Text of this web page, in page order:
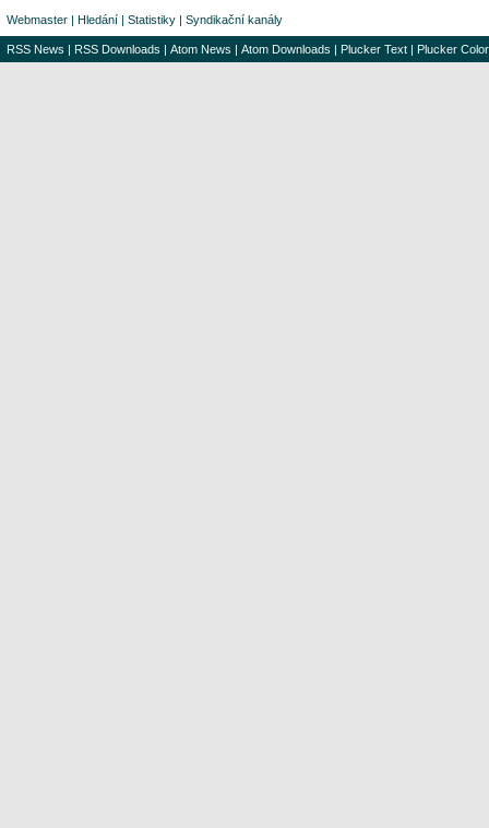
Webmaster | Hledání | Statistiky | Syndikační kanály
RSS News | RSS Downloads | Atom News | Atom Downloads | Plucker Text | Plucker Color